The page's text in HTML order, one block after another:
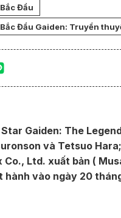
Đẩu
Bắc Đẩu Gaiden: Truyền
Gaiden: The
và Tetsuo
Co., Ltd. xuất bản (
hành vào ngày 20